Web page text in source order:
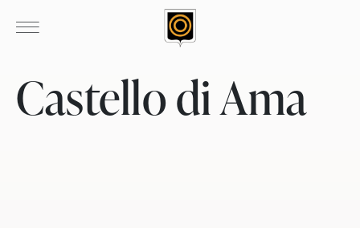
Castello di Ama